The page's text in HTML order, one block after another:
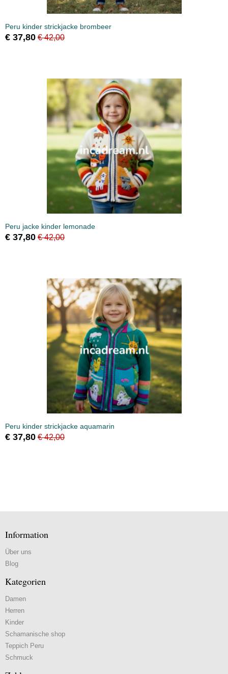
Peru kinder strickjacke brombeer
€ 37,80 € 42,00
Peru jacke kinder lemonade
€ 37,80 € 42,00
Peru kinder strickjacke aquamarin
€ 37,80 € 42,00
Information
Über uns
Blog
Kategorien
Damen
Herren
Kinder
Schamanische shop
Teppich Peru
Schmuck